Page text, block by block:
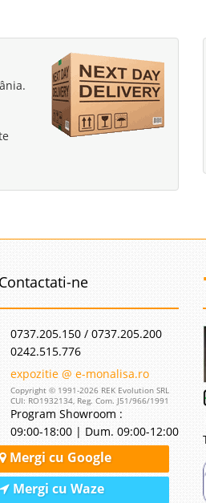
Contactati-ne
0737.205.150 / 0737.205.200
0242.515.776
expozitie @ e-monalisa.ro
Copyright © 1991-2026 REK Evolution SRL
CUI: RO1932134, Reg. Com. J51/966/1991
Program Showroom :
09:00-18:00 | Dum. 09:00-12:00
Mergi cu Google
Mergi cu Waze